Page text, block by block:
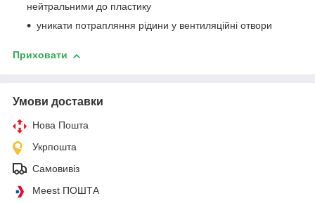
нейтральними до пластику
уникати потрапляння рідини у вентиляційні отвори
Приховати
Умови доставки
Нова Пошта
Укрпошта
Самовивіз
Meest ПОШТА